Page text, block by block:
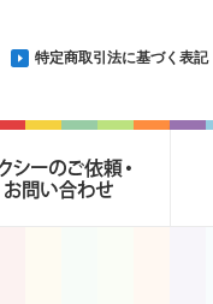
特定商取引法に基づく表記